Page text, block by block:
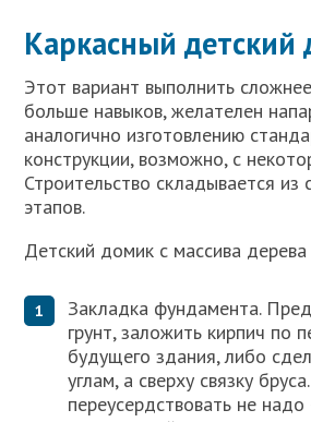
Каркасный детский
Этот вариант выполнить
больше навыков, желателен
аналогично изготовлению
конструкции, возможно, с
Строительство складывается
этапов.
Детский домик с массива дерева
Закладка фундамента.
грунт, заложить кирпич по
будущего здания, либо
углам, а сверху связку
переусердствовать не